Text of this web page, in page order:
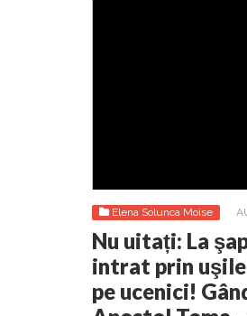
Elena Solunca Moise
Nu uitați: La
intrat prin uşile
pe ucenici!